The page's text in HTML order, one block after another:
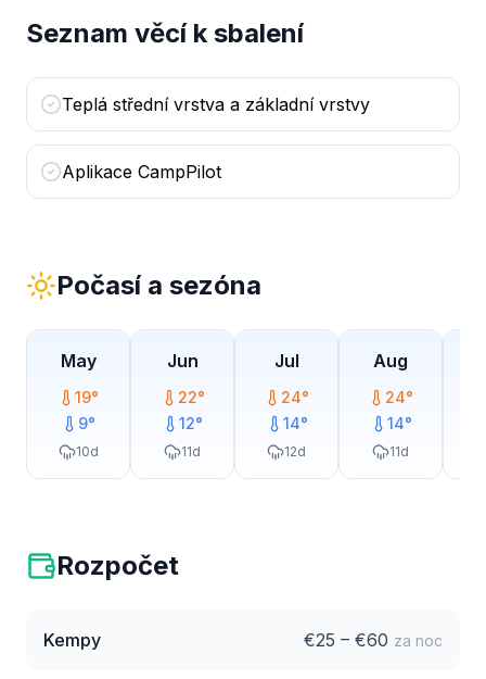
Seznam věcí k sbalení
Teplá střední vrstva a základní vrstvy
Aplikace CampPilot
Počasí a sezóna
May
19°
9°
10d
Jun
22°
12°
11d
Jul
24°
14°
12d
Aug
24°
14°
11d
Rozpočet
Kempy €25 – €60 za noc